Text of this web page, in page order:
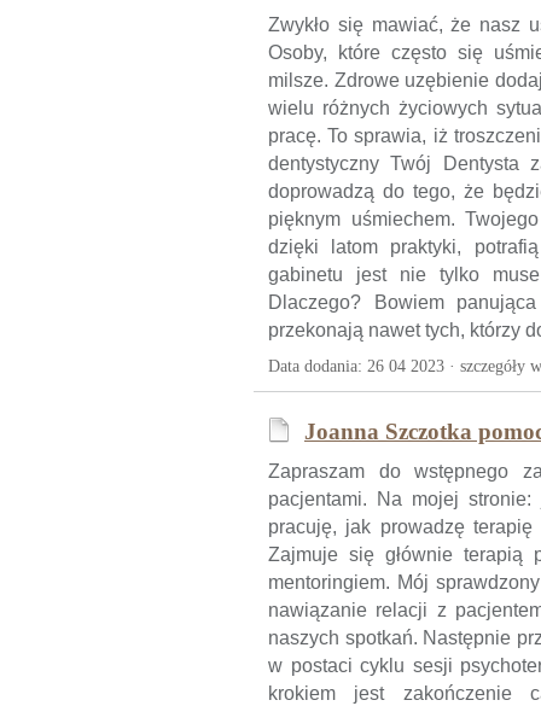
Zwykło się mawiać, że nasz
Osoby, które często się
milsze. Zdrowe uzębienie
wielu różnych życiowych
pracę. To sprawia, iż
dentystyczny Twój Dentysta
doprowadzą do tego, że
pięknym uśmiechem.
dzięki latom praktyki,
gabinetu jest nie tylko
Dlaczego? Bowiem
przekonają nawet tych, którzy
Data dodania: 26 04 2023 · szczegóły
Joanna Szczotka
Zapraszam do wstępnego
pacjentami. Na mojej
pracuję, jak prowadzę
Zajmuje się głównie terapią
mentoringiem. Mój
nawiązanie relacji z
naszych spotkań. Następnie
w postaci cyklu sesji
krokiem jest zakończenie